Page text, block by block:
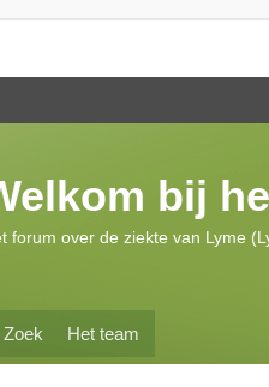
Zoek Het team
bij
forum over de ziekte van Lyme